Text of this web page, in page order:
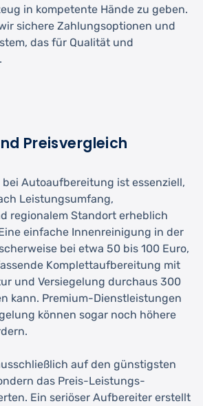
in kompetente Hände zu geben.
sichere Zahlungsoptionen und
das für Qualität und
Preisvergleich
bei Autoaufbereitung ist essenziell,
Leistungsumfang,
regionalem Standort erheblich
einfache Innenreinigung in der
bei etwa 50 bis 100 Euro,
Komplettaufbereitung mit
und Versiegelung durchaus 300
kann. Premium-Dienstleistungen
können sogar noch höhere
auf den günstigsten
das Preis-Leistungs-
Ein seriöser Aufbereiter erstellt